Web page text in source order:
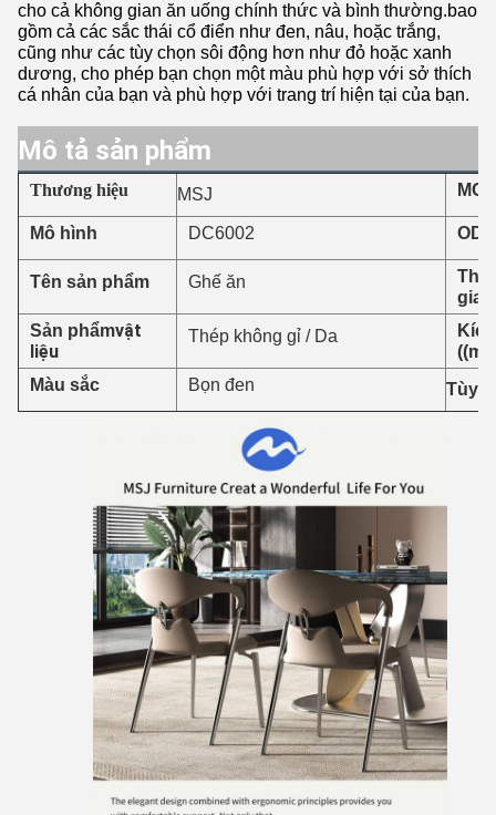
cho cả không gian ăn uống chính thức và bình thường.bao
gồm cả các sắc thái cổ điển như đen, nâu, hoặc trắng,
cũng như các tùy chọn sôi động hơn như đỏ hoặc xanh
dương, cho phép bạn chọn một màu phù hợp với sở thích
cá nhân của bạn và phù hợp với trang trí hiện tại của bạn.
Mô tả sản phẩm
Thương hiệu MSJ
Mô hình DC6002
Tên sản phẩm Ghế ăn
Sản phẩmvật
liệu
Thép không gỉ / Da
Màu sắc
Bọn đen Tùy